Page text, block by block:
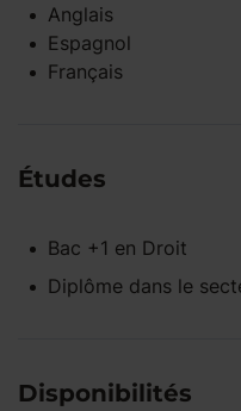
Anglais
Espagnol
Français
Études
Bac +1 en Droit
Diplôme dans le
Disponibilités